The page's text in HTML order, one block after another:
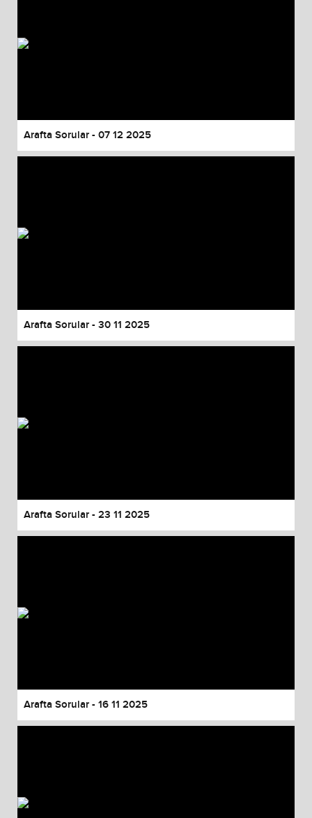
Arafta Sorular - 07 12 2025
Arafta Sorular - 30 11 2025
Arafta Sorular - 23 11 2025
Arafta Sorular - 16 11 2025